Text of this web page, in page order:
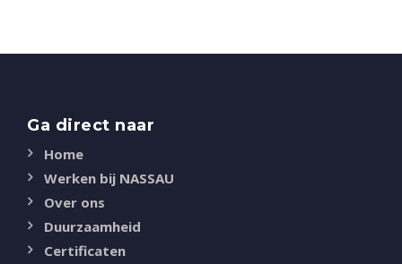
Ga direct naar
Home
Werken bij NASSAU
Over ons
Duurzaamheid
Certificaten